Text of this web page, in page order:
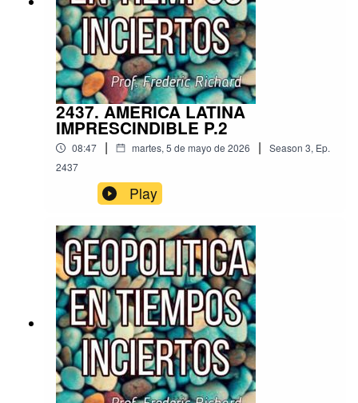
2437. AMERICA LATINA
IMPRESCINDIBLE P.2
08:47 | martes, 5 de mayo de 2026 | Season 3, Ep.
2437
Play